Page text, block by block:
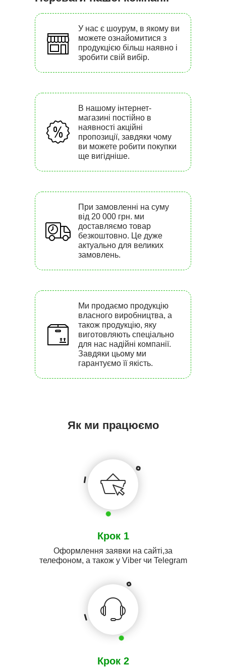
У нас є шоурум, в якому ви
можете ознайомитися з
продукцією більш наявно і
зробити свій вибір.
В нашому інтернет-
магазині постійно в
наявності акційні
пропозиції, завдяки чому
ви можете робити покупки
ще вигідніше.
При замовленні на суму
від 20 000 грн. ми
доставляємо товар
безкоштовно. Це дуже
актуально для великих
замовлень.
Ми продаємо продукцію
власного виробництва, а
також продукцію, яку
виготовляють спеціально
для нас надійні компанії.
Завдяки цьому ми
гарантуємо її якість.
Як ми працюємо
Крок 1
Оформлення заявки на сайті,за
телефоном, а також у Viber чи Telegram
Крок 2